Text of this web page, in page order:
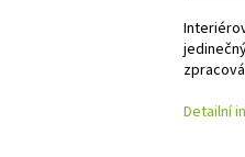
Detailní